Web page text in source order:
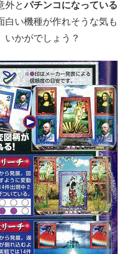
外とパチンコになっている
白い機種が作れそうな気も
かがでしょう？